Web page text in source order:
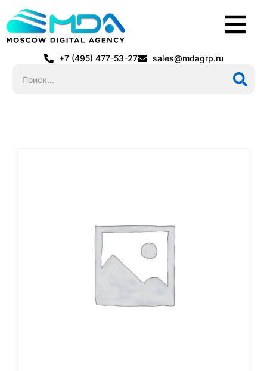
+7 (495) 477-53-27 sales@mdagrp.ru